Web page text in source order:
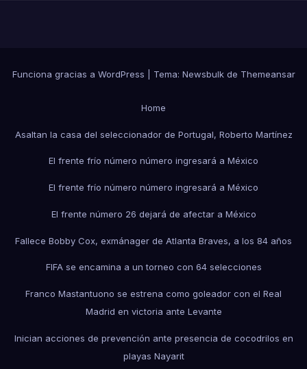
Funciona gracias a WordPress Tema: Newsbulkde Themeansar
Home
Asaltan la casa del seleccionador de Portugal, Roberto Martínez
El frente frío número número ingresará a México
El frente frío número número ingresará a México
El frente número 26 dejará de afectar a México
Fallece Bobby Cox, exmánager de Atlanta Braves, a los 84 años
FIFA se encamina a un torneo con 64 selecciones
Franco Mastantuono se estrena como goleador con el Real
Madrid en victoria ante Levante
Inician acciones de prevención ante presencia de cocodrilos en
playas Nayarit